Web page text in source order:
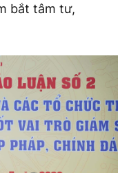
bắt tâm tư,